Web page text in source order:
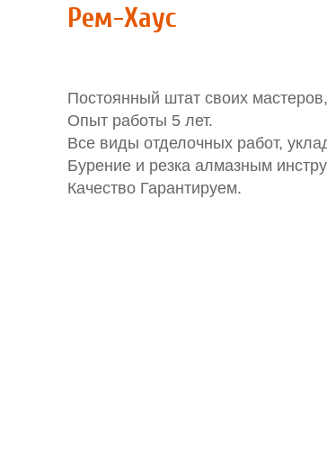
Рем-Хаус
Постоянный штат своих
Опыт работы 5 лет.
Все виды отделочных работ,
Бурение и резка алмазным
Качество Гарантируем.